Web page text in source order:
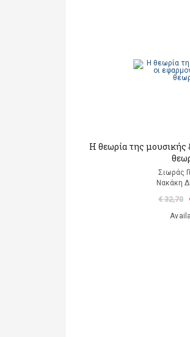
Η θεωρία της μουσικής
Σιωράς
Νακάκη
€ 32,70